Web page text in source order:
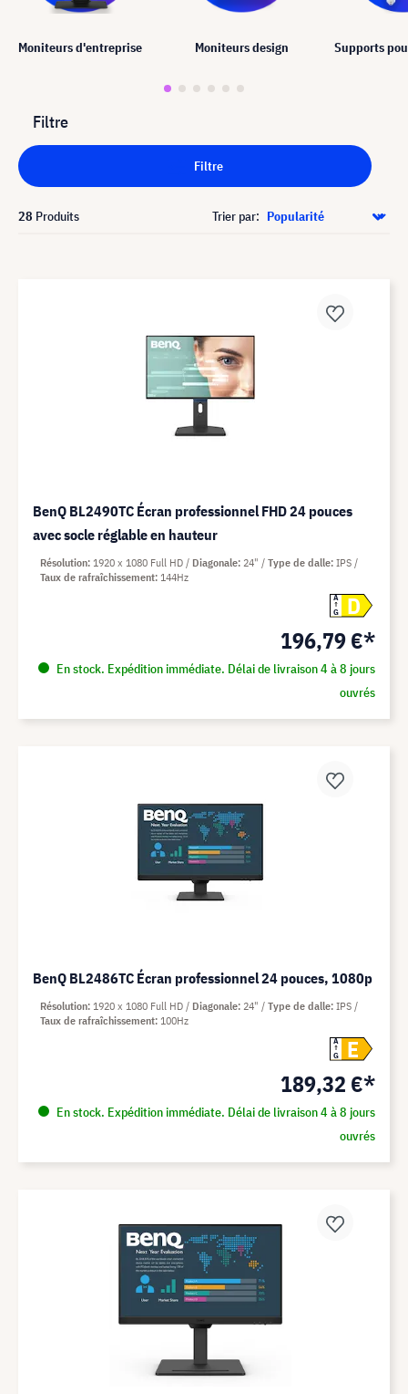
Moniteurs d'entreprise Moniteurs design Supports
Filtre
Filtre
28 Produits Trier par:
BenQ BL2490TC Écran professionnel FHD 24 pouces
avec socle réglable en hauteur
A
G
D
196,79 €*
En stock. Expédition immédiate. Délai de livraison 4 à 8 jours
ouvrés
Résolution 1920 x 1080 Full HD Diagonale 24" Type de dalle IPS
Taux de rafraîchissement 144Hz
BenQ BL2486TC Écran professionnel 24 pouces, 1080p
A
G
E
189,32 €*
En stock. Expédition immédiate. Délai de livraison 4 à 8 jours
ouvrés
Résolution 1920 x 1080 Full HD Diagonale 24" Type de dalle IPS
Taux de rafraîchissement 100Hz